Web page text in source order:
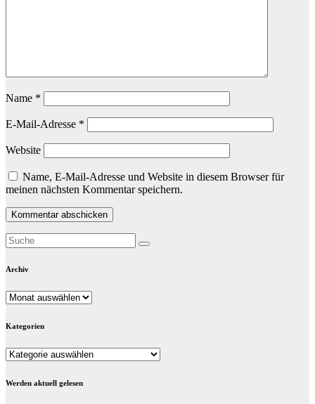
Name *
E-Mail-Adresse *
Website
Name, E-Mail-Adresse und Website in diesem Browser für
meinen nächsten Kommentar speichern.
Archiv
Archiv
Kategorien
Kategorien
Werden aktuell gelesen